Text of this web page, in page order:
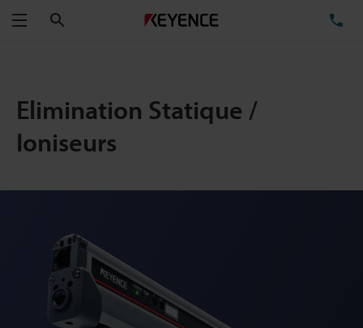
Menu
Elimination Statique /
Ioniseurs